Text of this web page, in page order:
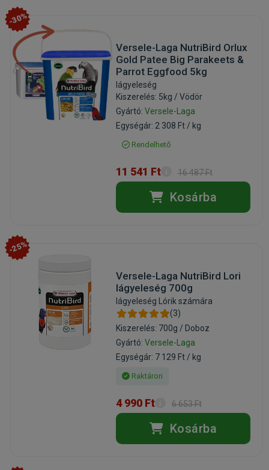
-30%
Versele-Laga NutriBird Orlux
Gold Patee Big Parakeets &
Parrot Eggfood 5kg
lágyeleség
Kiszerelés: 5kg / Vödör
Gyártó: Versele-Laga
Egységár: 2 308 Ft / kg
Rendelhető
11 541 Ft 16 487 Ft
Kosárba
-25%
Versele-Laga NutriBird Lori
lágyeleség 700g
lágyeleség Lórik számára
(3)
Kiszerelés: 700g / Doboz
Gyártó: Versele-Laga
Egységár: 7 129 Ft / kg
Raktáron
4 990 Ft 6 653 Ft
Kosárba